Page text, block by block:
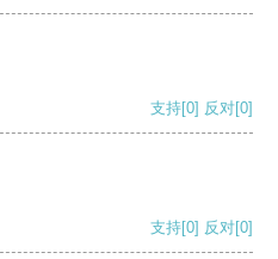
支持[0] 反对[0]
支持[0] 反对[0]